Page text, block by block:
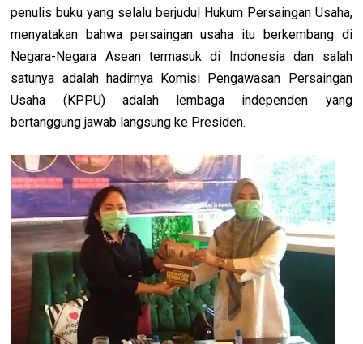
penulis buku yang selalu berjudul Hukum Persaingan Usaha,
menyatakan bahwa persaingan usaha itu berkembang di
Negara-Negara Asean termasuk di Indonesia dan salah
satunya adalah hadirnya Komisi Pengawasan Persaingan
Usaha (KPPU) adalah lembaga independen yang
bertanggung jawab langsung ke Presiden.